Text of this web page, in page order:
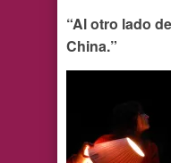
“Al otro lado
China.”